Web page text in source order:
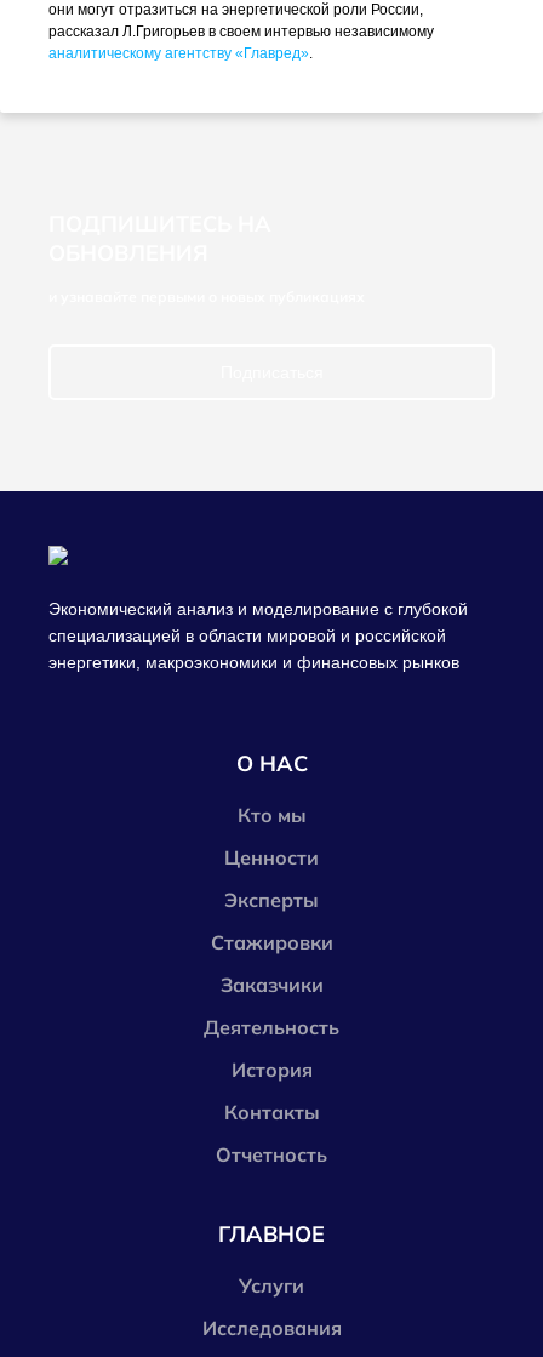
они могут отразиться на энергетической роли России,
рассказал Л.Григорьев в своем интервью независимому
аналитическому агентству «Главред».
Экономический анализ и моделирование с глубокой
специализацией в области мировой и российской
энергетики, макроэкономики и финансовых рынков
О НАС
Кто мы
Ценности
Эксперты
Стажировки
Заказчики
Деятельность
История
Контакты
Отчетность
ГЛАВНОЕ
Услуги
Исследования